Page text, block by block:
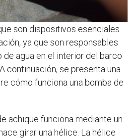
son dispositivos esenciales
ya que son responsables
agua en el interior del barco
continuación, se presenta una
cómo funciona una bomba de
achique funciona mediante un
girar una hélice. La hélice